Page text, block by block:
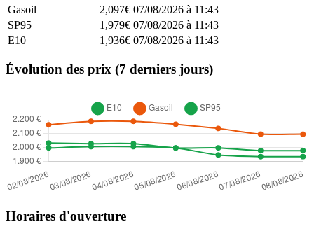
Gasoil
2,097€ 07/08/2026 à 11:43
SP95
1,979€ 07/08/2026 à 11:43
E10
1,936€ 07/08/2026 à 11:43
Évolution des prix (7 derniers jours)
Horaires d'ouverture